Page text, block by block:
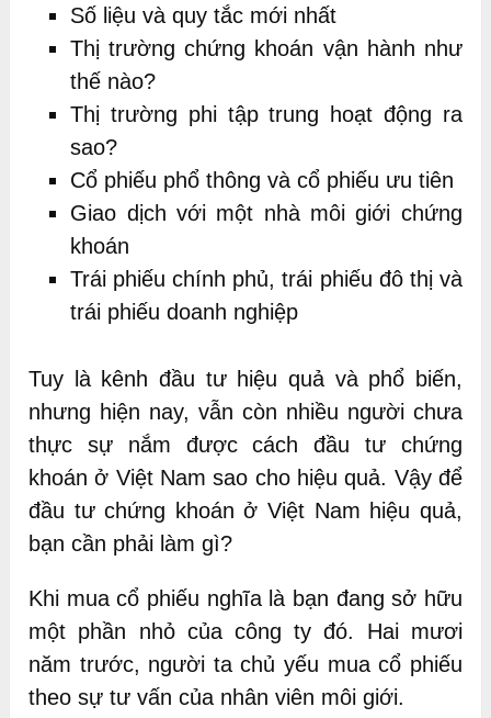
Số liệu và quy tắc mới nhất
Thị trường chứng khoán vận hành như
thế nào?
Thị trường phi tập trung hoạt động ra
sao?
Cổ phiếu phổ thông và cổ phiếu ưu tiên
Giao dịch với một nhà môi giới chứng
khoán
Trái phiếu chính phủ, trái phiếu đô thị và
trái phiếu doanh nghiệp
Tuy là kênh đầu tư hiệu quả và phổ biến,
nhưng hiện nay, vẫn còn nhiều người chưa
thực sự nắm được cách đầu tư chứng
khoán ở Việt Nam sao cho hiệu quả. Vậy để
đầu tư chứng khoán ở Việt Nam hiệu quả,
bạn cần phải làm gì?
Khi mua cổ phiếu nghĩa là bạn đang sở hữu
một phần nhỏ của công ty đó. Hai mươi
năm trước, người ta chủ yếu mua cổ phiếu
theo sự tư vấn của nhân viên môi giới.